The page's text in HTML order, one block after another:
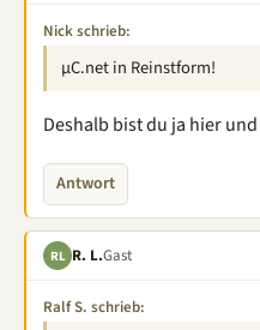
Nick schrieb:
µC.net in Reinstform!
Deshalb bist du ja hier
Antwort
RL R. L.Gast
Ralf S. schrieb: